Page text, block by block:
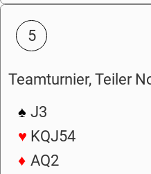
5
Teamturnier, Teiler
♠ J3
♥ KQJ54
♦ AQ2